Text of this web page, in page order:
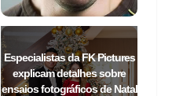
Especialistas da FK Pictures
explicam detalhes sobre
ensaios fotográficos de Natal